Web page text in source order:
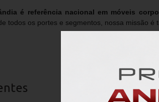
é referência nacional em móveis
todos os portes e segmentos, nossa missão